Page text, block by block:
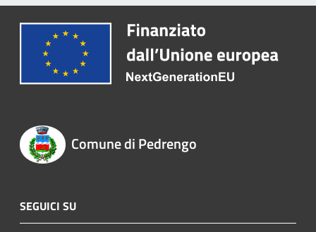
Comune di Pedrengo
SEGUICI SU